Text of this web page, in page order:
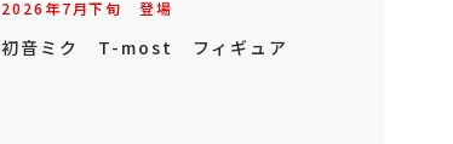
2026年7月下旬 登場
初音ミク T-most フィギュア